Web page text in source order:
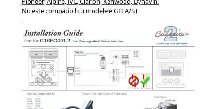
Nu este compatibil cu modelele GHIA/ST.